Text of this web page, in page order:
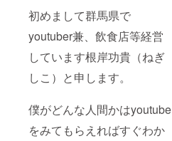
初めまして群馬県で
youtuber兼、飲食店等経営
しています根岸功貴（ねぎ
しこ）と申します。
僕がどんな人間かはyoutube
をみてもらえればすぐわか